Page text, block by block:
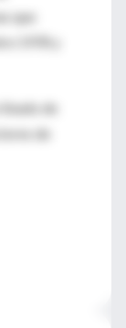
que
1978 y
de
de